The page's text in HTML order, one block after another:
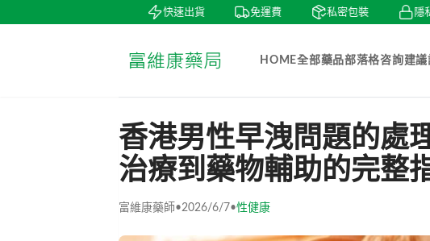
快速出貨 免運費 私密包裝 隱私保
HOME全部藥品部落格咨詢建議
香港男性早洩問題的處
治療到藥物輔助的完整
富維康藥師•2026/6/7•性健康